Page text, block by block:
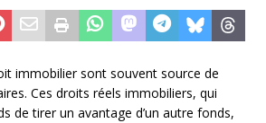
immobilier sont souvent source de
Ces droits réels immobiliers, qui
de tirer un avantage d’un autre fonds,